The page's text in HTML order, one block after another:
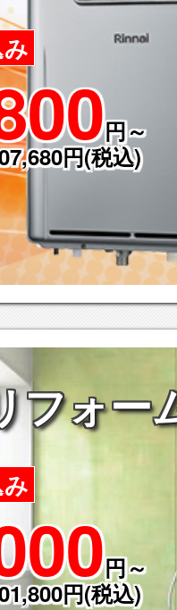
円～
(税込)
フォー
円～
(税込)